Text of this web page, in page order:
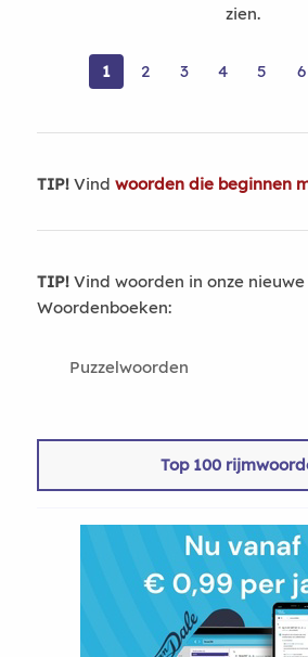
zien.
1 2 3 4 5 6
TIP!Vind woorden die beginnen
TIP!Vind woorden in onze
Woordenboeken:
Puzzelwoorden
Top 100